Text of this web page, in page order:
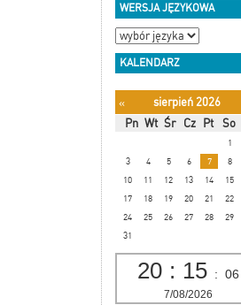
WERSJA JĘZYKOWA
KALENDARZ
« sierpień 2026
Pn Wt Śr Cz Pt So
1
3
4 5 6 7 8
10
11 12 13 14 15
17
18 19 20 21 22
24
25 26 27 28 29
31
20 : 15 : 07
7/08/2026